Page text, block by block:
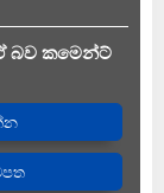
බව කමෙන්ට්